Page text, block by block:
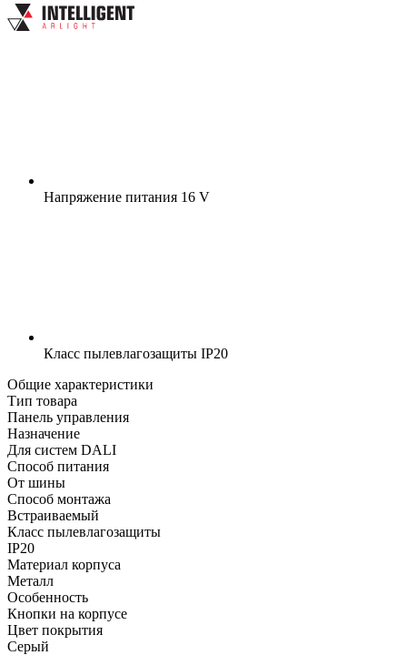
Напряжение питания 16 V
Класс пылевлагозащиты IP20
Общие характеристики
Тип товара
Панель управления
Назначение
Для систем DALI
Способ питания
От шины
Способ монтажа
Встраиваемый
Класс пылевлагозащиты
IP20
Материал корпуса
Металл
Особенность
Кнопки на корпусе
Цвет покрытия
Серый